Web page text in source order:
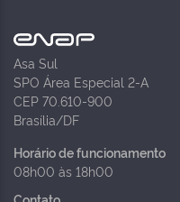
Asa Sul
SPO Área Especial 2-A
CEP 70.610-900
Brasília/DF
Horário de funcionamento
08h00 às 18h00